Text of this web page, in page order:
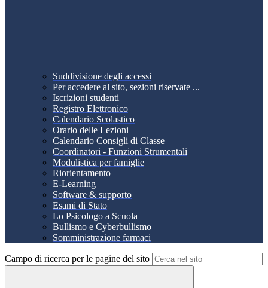
Suddivisione degli accessi
Per accedere al sito, sezioni riservate ...
Iscrizioni studenti
Registro Elettronico
Calendario Scolastico
Orario delle Lezioni
Calendario Consigli di Classe
Coordinatori - Funzioni Strumentali
Modulistica per famiglie
Riorientamento
E-Learning
Software & supporto
Esami di Stato
Lo Psicologo a Scuola
Bullismo e Cyberbullismo
Somministrazione farmaci
Campo di ricerca per le pagine del sito